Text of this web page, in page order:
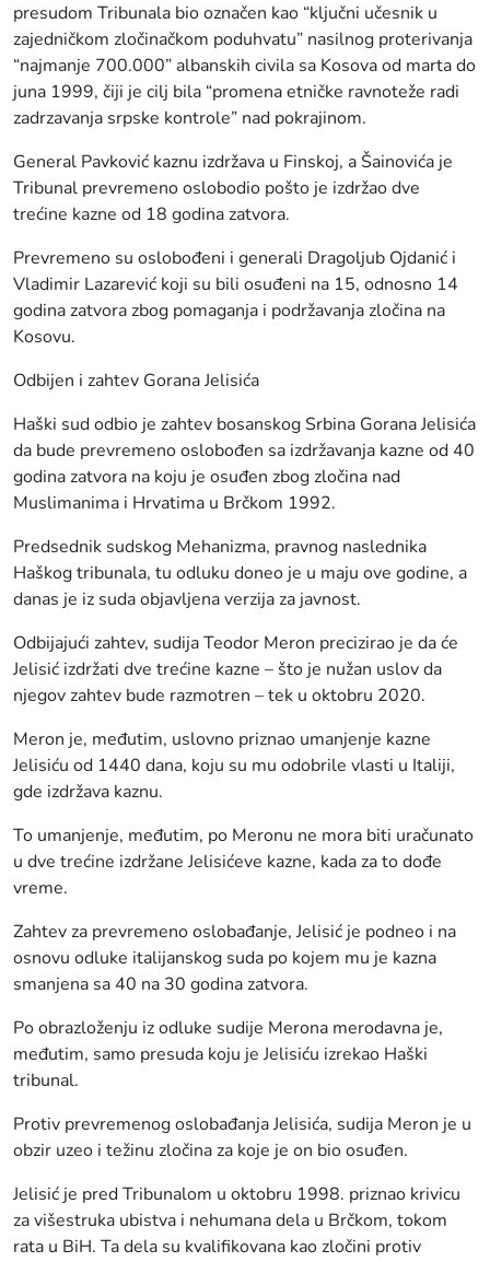
presudom Tribunala bio označen kao “ključni učesnik u
zajedničkom zločinačkom poduhvatu” nasilnog proterivanja
“najmanje 700.000” albanskih civila sa Kosova od marta do
juna 1999, čiji je cilj bila “promena etničke ravnoteže radi
zadrzavanja srpske kontrole” nad pokrajinom.
General Pavković kaznu izdržava u Finskoj, a Šainovića je
Tribunal prevremeno oslobodio pošto je izdržao dve
trećine kazne od 18 godina zatvora.
Prevremeno su oslobođeni i generali Dragoljub Ojdanić i
Vladimir Lazarević koji su bili osuđeni na 15, odnosno 14
godina zatvora zbog pomaganja i podržavanja zločina na
Kosovu.
Odbijen i zahtev Gorana Jelisića
Haški sud odbio je zahtev bosanskog Srbina Gorana Jelisića
da bude prevremeno oslobođen sa izdržavanja kazne od 40
godina zatvora na koju je osuđen zbog zločina nad
Muslimanima i Hrvatima u Brčkom 1992.
Predsednik sudskog Mehanizma, pravnog naslednika
Haškog tribunala, tu odluku doneo je u maju ove godine, a
danas je iz suda objavljena verzija za javnost.
Odbijajući zahtev, sudija Teodor Meron precizirao je da će
Jelisić izdržati dve trećine kazne – što je nužan uslov da
njegov zahtev bude razmotren – tek u oktobru 2020.
Meron je, međutim, uslovno priznao umanjenje kazne
Jelisiću od 1440 dana, koju su mu odobrile vlasti u Italiji,
gde izdržava kaznu.
To umanjenje, međutim, po Meronu ne mora biti uračunato
u dve trećine izdržane Jelisićeve kazne, kada za to dođe
vreme.
Zahtev za prevremeno oslobađanje, Jelisić je podneo i na
osnovu odluke italijanskog suda po kojem mu je kazna
smanjena sa 40 na 30 godina zatvora.
Po obrazloženju iz odluke sudije Merona merodavna je,
međutim, samo presuda koju je Jelisiću izrekao Haški
tribunal.
Protiv prevremenog oslobađanja Jelisića, sudija Meron je u
obzir uzeo i težinu zločina za koje je on bio osuđen.
Jelisić je pred Tribunalom u oktobru 1998. priznao krivicu
za višestruka ubistva i nehumana dela u Brčkom, tokom
rata u BiH. Ta dela su kvalifikovana kao zločini protiv